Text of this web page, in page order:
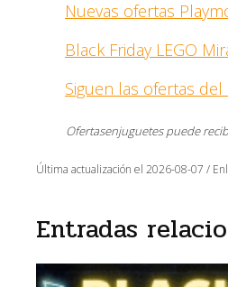
Nuevas ofertas
Black Friday LEGO
Siguen las ofertas del
Ofertasenjuguetes puede
Última actualización el 2026-08-07 /
Entradas